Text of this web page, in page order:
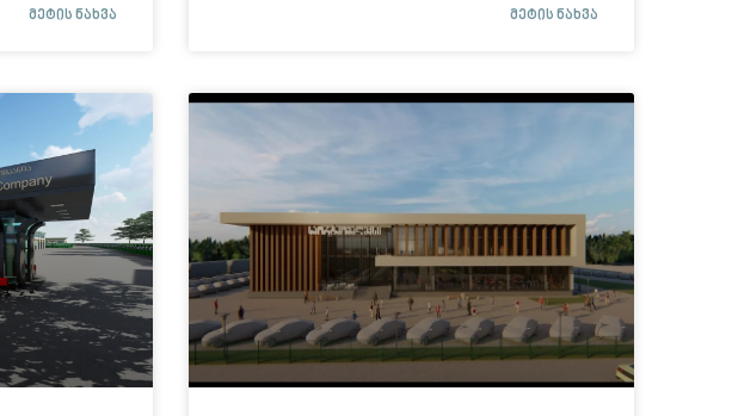
ᲛᲔᲢᲘᲡ ᲜᲐᲮᲕᲐ
ᲛᲔᲢᲘᲡ ᲜᲐᲮᲕᲐ